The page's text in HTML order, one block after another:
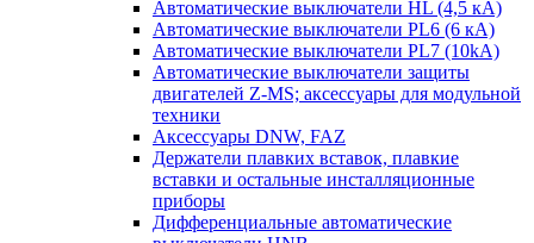
Автоматические выключатели HL (4,5 кА)
Автоматические выключатели PL6 (6 кА)
Автоматические выключатели PL7 (10kA)
Автоматические выключатели защиты
двигателей Z-MS; аксессуары для модульной
техники
Аксессуары DNW, FAZ
Держатели плавких вставок, плавкие
вставки и остальные инсталляционные
приборы
Дифференциальные автоматические